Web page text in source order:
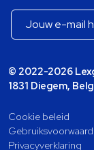
© 2022-2026
1831 Diegem,
Cookie beleid
Privacyverklaring